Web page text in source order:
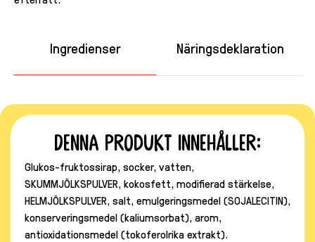
Ingredienser Näringsdeklaration
Denna produkt innehåller:
Glukos-fruktossirap, socker, vatten,
SKUMMJÖLKSPULVER, kokosfett, modifierad stärkelse,
HELMJÖLKSPULVER, salt, emulgeringsmedel (SOJALECITIN),
konserveringsmedel (kaliumsorbat), arom,
antioxidationsmedel (tokoferolrika extrakt).